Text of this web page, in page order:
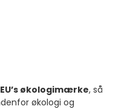
EU’s økologimærke, så
økologi og